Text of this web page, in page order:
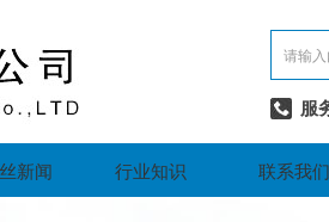
服
新闻 行业知识 联系我们